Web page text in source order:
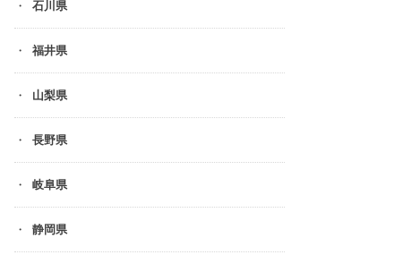
石川県
福井県
山梨県
長野県
岐阜県
静岡県